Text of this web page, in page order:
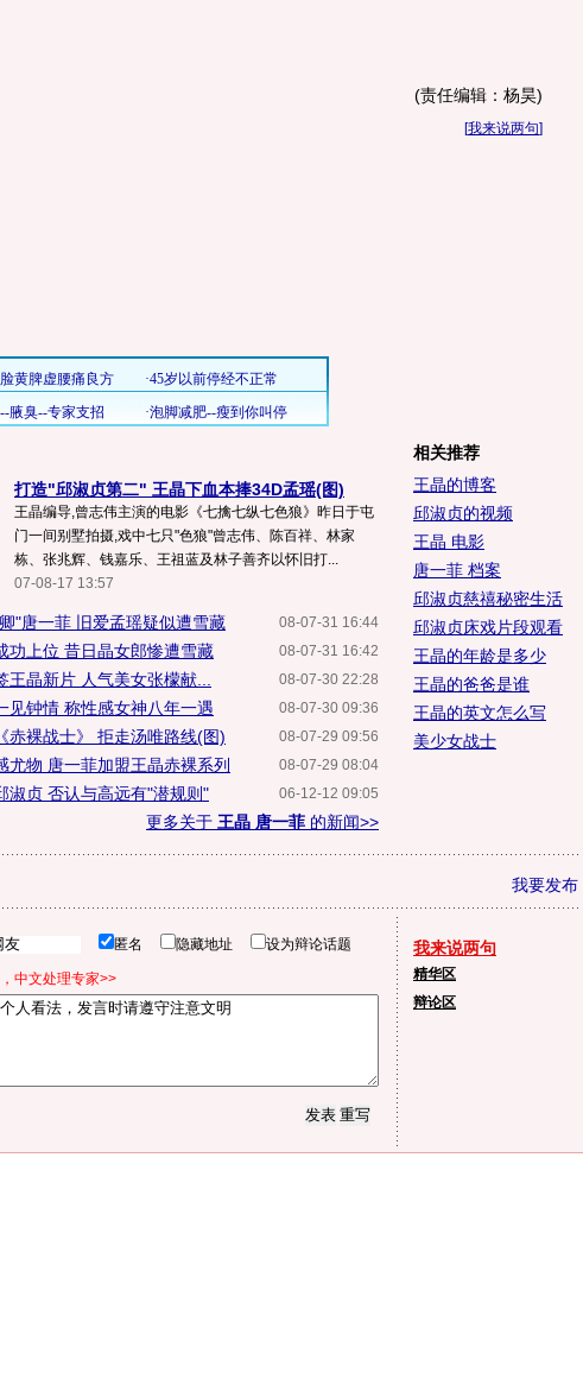
(责任编辑：杨昊)
[我来说两句]
打造"邱淑贞第二" 王晶下血本捧34D孟瑶(图)
王晶编导,曾志伟主演的电影《七擒七纵七色狼》昨日于屯
门一间别墅拍摄,戏中七只"色狼"曾志伟、陈百祥、林家
栋、张兆辉、钱嘉乐、王祖蓝及林子善齐以怀旧打...
07-08-17 13:57
08-07-31 16:44
"唐一菲 旧爱孟瑶疑似遭雪藏
08-07-31 16:42
功上位 昔日晶女郎惨遭雪藏
08-07-30 22:28
王晶新片 人气美女张檬献...
08-07-30 09:36
见钟情 称性感女神八年一遇
08-07-29 09:56
赤裸战士》 拒走汤唯路线(图)
08-07-29 08:04
尤物 唐一菲加盟王晶赤裸系列
06-12-12 09:05
淑贞 否认与高远有"潜规则"
更多关于 王晶 唐一菲 的新闻>>
相关推荐
王晶的博客
邱淑贞的视频
王晶 电影
唐一菲 档案
邱淑贞慈禧秘密生活
邱淑贞床戏片段观看
王晶的年龄是多少
王晶的爸爸是谁
王晶的英文怎么写
美少女战士
我要发布
匿名 隐藏地址 设为辩论话题
中文处理专家>>
我来说两句
精华区
辩论区